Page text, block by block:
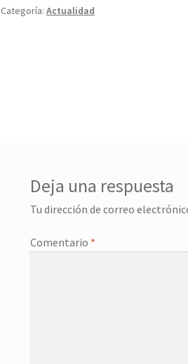
Categoría:Actualidad
Deja una respuesta
Tu dirección de correo
Comentario *